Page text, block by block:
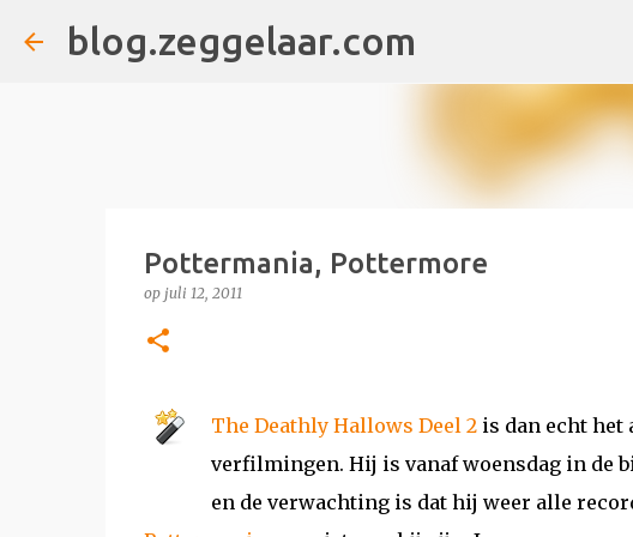
blog.zeggelaar.com
Pottermania, Pottermore
op juli 12, 2011
The Deathly Hallows Deel 2is dan echt het
verfilmingen. Hij is vanaf woensdag in de
en de verwachting is dat hij weer alle